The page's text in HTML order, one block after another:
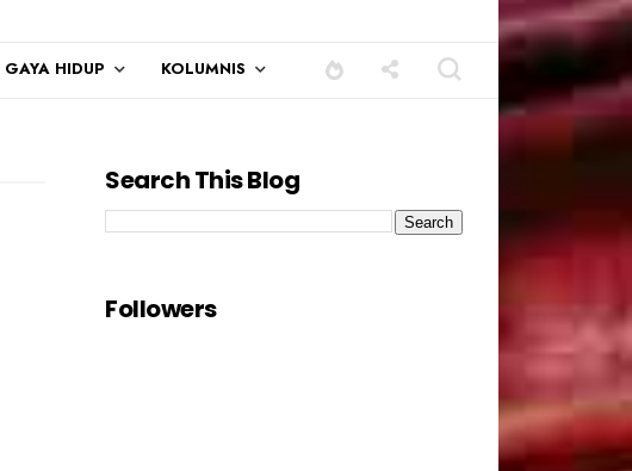
GAYA HIDUP KOLUMNIS
Search This Blog
Followers